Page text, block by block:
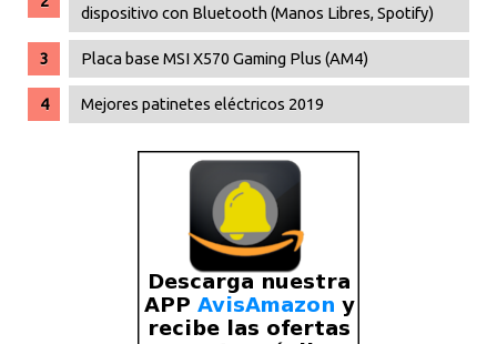
dispositivo con Bluetooth (Manos Libres, Spotify)
Placa base MSI X570 Gaming Plus (AM4)
Mejores patinetes eléctricos 2019